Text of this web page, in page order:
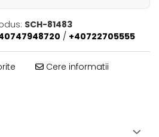
SCH-81483
/ +40722705555
Cere informatii